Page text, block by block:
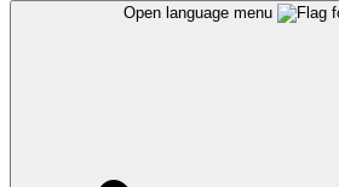
Open language menu